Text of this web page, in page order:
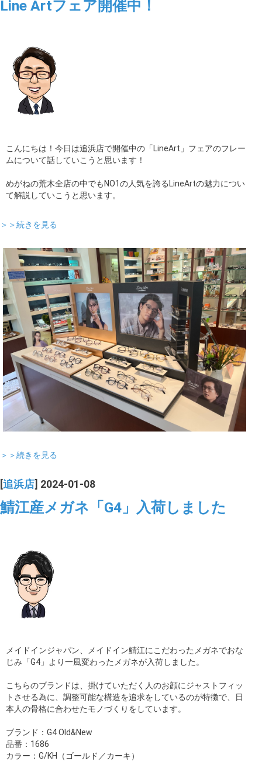
Line Artフェア開催中！
こんにちは！今日は追浜店で開催中の「LineArt」フェアのフレー
ムについて話していこうと思います！
めがねの荒木全店の中でもNO1の人気を誇るLineArtの魅力につい
て解説していこうと思います。
＞＞続きを見る
＞＞続きを見る
[追浜店] 2024-01-08
鯖江産メガネ「G4」入荷しました
メイドインジャパン、メイドイン鯖江にこだわったメガネでおな
じみ「G4」より一風変わったメガネが入荷しました。
こちらのブランドは、掛けていただく人のお顔にジャストフィッ
トさせる為に、調整可能な構造を追求をしているのが特徴で、日
本人の骨格に合わせたモノづくりをしています。
ブランド：G4 Old&New
品番：1686
カラー：G/KH（ゴールド／カーキ）